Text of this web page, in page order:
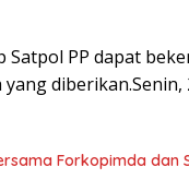
PP dapat
diberikan.Senin,
Forkopimda dan